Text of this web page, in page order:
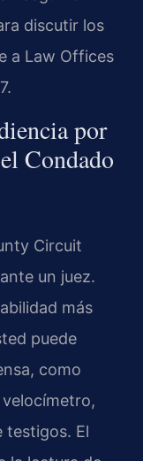
discutir los
a Law Offices
por
Condado
Circuit
un juez.
más
puede
como
testigos. El